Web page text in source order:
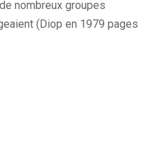
nombreux groupes
(Diop en 1979 pages